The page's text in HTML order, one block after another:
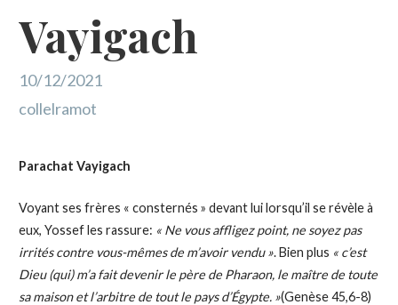
Vayigach
10/12/2021
collelramot
Parachat Vayigach
Voyant ses frères « consternés » devant lui lorsqu’il se révèle à
eux, Yossef les rassure: « Ne vous affligez point, ne soyez pas
irrités contre vous-mêmes de m’avoir vendu ». Bien plus « c’est
Dieu (qui) m’a fait devenir le père de Pharaon, le maître de toute
sa maison et l’arbitre de tout le pays d’Égypte. »(Genèse 45,6-8)